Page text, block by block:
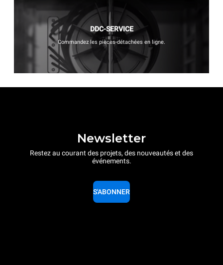
DDC-SERVICE
Commandez les pièces-détachées en ligne.
Newsletter
Restez au courant des projets, des nouveautés et des
événements.
S'ABONNER